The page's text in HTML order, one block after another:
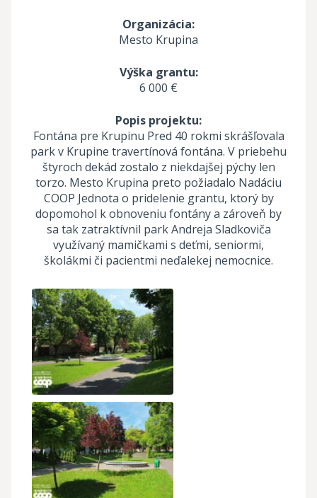
Organizácia:
Mesto Krupina
Výška grantu:
6 000 €
Popis projektu:
Fontána pre Krupinu Pred 40 rokmi skrášľovala
park v Krupine travertínová fontána. V priebehu
štyroch dekád zostalo z niekdajšej pýchy len
torzo. Mesto Krupina preto požiadalo Nadáciu
COOP Jednota o pridelenie grantu, ktorý by
dopomohol k obnoveniu fontány a zároveň by
sa tak zatraktívnil park Andreja Sladkoviča
využívaný mamičkami s deťmi, seniormi,
školákmi či pacientmi neďalekej nemocnice.